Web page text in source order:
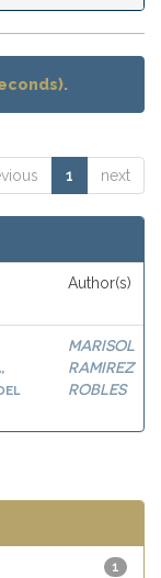
1 next
Author(s)
MARISOL
RAMIREZ
ROBLES
1